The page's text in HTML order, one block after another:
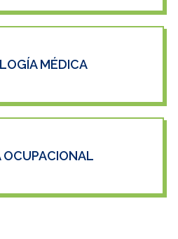
MÉDICA
OCUPACIONAL